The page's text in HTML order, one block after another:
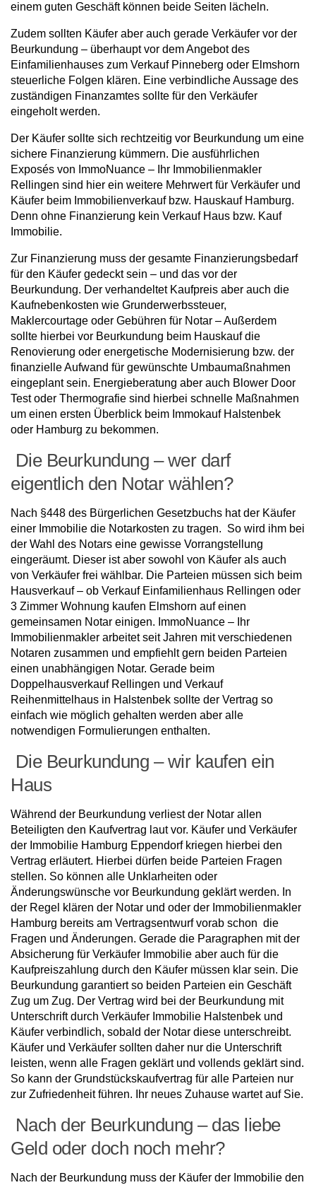
einem guten Geschäft können beide Seiten lächeln.
Zudem sollten Käufer aber auch gerade Verkäufer vor der
Beurkundung – überhaupt vor dem Angebot des
Einfamilienhauses zum Verkauf Pinneberg oder Elmshorn
steuerliche Folgen klären. Eine verbindliche Aussage des
zuständigen Finanzamtes sollte für den Verkäufer
eingeholt werden.
Der Käufer sollte sich rechtzeitig vor Beurkundung um eine
sichere Finanzierung kümmern. Die ausführlichen
Exposés von ImmoNuance – Ihr Immobilienmakler
Rellingen sind hier ein weitere Mehrwert für Verkäufer und
Käufer beim Immobilienverkauf bzw. Hauskauf Hamburg.
Denn ohne Finanzierung kein Verkauf Haus bzw. Kauf
Immobilie.
Zur Finanzierung muss der gesamte Finanzierungsbedarf
für den Käufer gedeckt sein – und das vor der
Beurkundung. Der verhandeltet Kaufpreis aber auch die
Kaufnebenkosten wie Grunderwerbssteuer,
Maklercourtage oder Gebühren für Notar – Außerdem
sollte hierbei vor Beurkundung beim Hauskauf die
Renovierung oder energetische Modernisierung bzw. der
finanzielle Aufwand für gewünschte Umbaumaßnahmen
eingeplant sein. Energieberatung aber auch Blower Door
Test oder Thermografie sind hierbei schnelle Maßnahmen
um einen ersten Überblick beim Immokauf Halstenbek
oder Hamburg zu bekommen.
Die Beurkundung – wer darf
eigentlich den Notar wählen?
Nach §448 des Bürgerlichen Gesetzbuchs hat der Käufer
einer Immobilie die Notarkosten zu tragen. So wird ihm bei
der Wahl des Notars eine gewisse Vorrangstellung
eingeräumt. Dieser ist aber sowohl von Käufer als auch
von Verkäufer frei wählbar. Die Parteien müssen sich beim
Hausverkauf – ob Verkauf Einfamilienhaus Rellingen oder
3 Zimmer Wohnung kaufen Elmshorn auf einen
gemeinsamen Notar einigen. ImmoNuance – Ihr
Immobilienmakler arbeitet seit Jahren mit verschiedenen
Notaren zusammen und empfiehlt gern beiden Parteien
einen unabhängigen Notar. Gerade beim
Doppelhausverkauf Rellingen und Verkauf
Reihenmittelhaus in Halstenbek sollte der Vertrag so
einfach wie möglich gehalten werden aber alle
notwendigen Formulierungen enthalten.
Die Beurkundung – wir kaufen ein
Haus
Während der Beurkundung verliest der Notar allen
Beteiligten den Kaufvertrag laut vor. Käufer und Verkäufer
der Immobilie Hamburg Eppendorf kriegen hierbei den
Vertrag erläutert. Hierbei dürfen beide Parteien Fragen
stellen. So können alle Unklarheiten oder
Änderungswünsche vor Beurkundung geklärt werden. In
der Regel klären der Notar und oder der Immobilienmakler
Hamburg bereits am Vertragsentwurf vorab schon die
Fragen und Änderungen. Gerade die Paragraphen mit der
Absicherung für Verkäufer Immobilie aber auch für die
Kaufpreiszahlung durch den Käufer müssen klar sein. Die
Beurkundung garantiert so beiden Parteien ein Geschäft
Zug um Zug. Der Vertrag wird bei der Beurkundung mit
Unterschrift durch Verkäufer Immobilie Halstenbek und
Käufer verbindlich, sobald der Notar diese unterschreibt.
Käufer und Verkäufer sollten daher nur die Unterschrift
leisten, wenn alle Fragen geklärt und vollends geklärt sind.
So kann der Grundstückskaufvertrag für alle Parteien nur
zur Zufriedenheit führen. Ihr neues Zuhause wartet auf Sie.
Nach der Beurkundung – das liebe
Geld oder doch noch mehr?
Nach der Beurkundung muss der Käufer der Immobilie den